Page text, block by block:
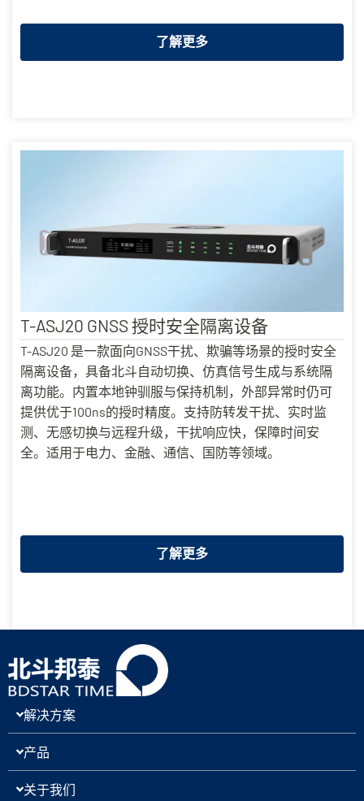
了解更多
T-ASJ20 GNSS 授时安全隔离设备
T-ASJ20 是一款面向GNSS干扰、欺骗等场景的授时安全
隔离设备，具备北斗自动切换、仿真信号生成与系统隔
离功能。内置本地钟驯服与保持机制，外部异常时仍可
提供优于100ns的授时精度。支持防转发干扰、实时监
测、无感切换与远程升级，干扰响应快，保障时间安
全。适用于电力、金融、通信、国防等领域。
了解更多
解决方案
产品
关于我们